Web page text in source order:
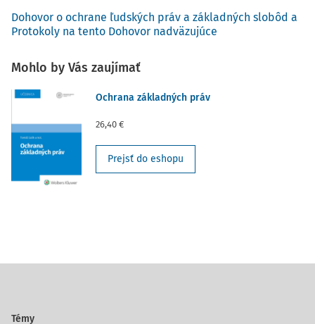
Dohovor o ochrane ľudských práv a základných slobôd a
Protokoly na tento Dohovor nadväzujúce
Mohlo by Vás zaujímať
Ochrana základných práv
26,40 €
Prejsť do eshopu
Témy